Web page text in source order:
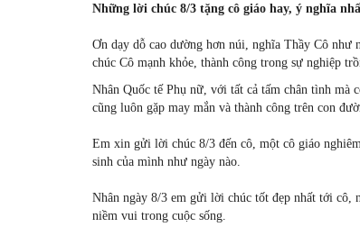
Những lời chúc 8/3 tặng cô giáo hay, ý nghĩa
Ơn dạy dỗ cao dường hơn núi, nghĩa Thầy Cô
chúc Cô mạnh khỏe, thành công trong sự nghiệp
Nhân Quốc tế Phụ nữ, với tất cả tấm chân tình mà
cũng luôn gặp may mắn và thành công trên con
Em xin gửi lời chúc 8/3 đến cô, một cô giáo
sinh của mình như ngày nào.
Nhân ngày 8/3 em gửi lời chúc tốt đẹp nhất tới cô,
niềm vui trong cuộc sống.